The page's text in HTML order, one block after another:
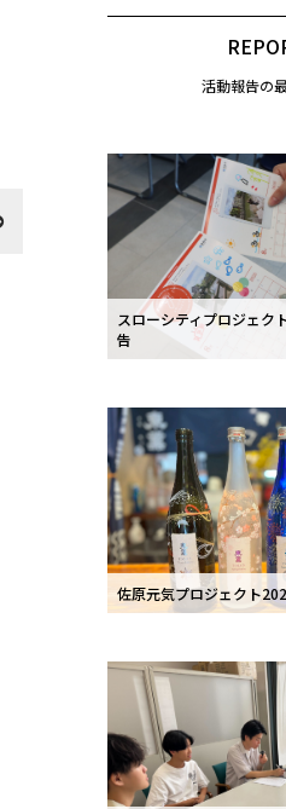
活動報告の
スローシティプロジェク
告
佐原元気プロジェクト